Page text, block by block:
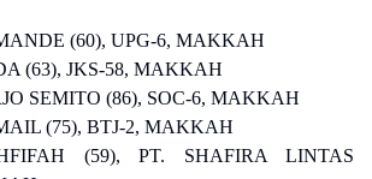
(60), UPG-6, MAKKAH
(63), JKS-58, MAKKAH
SEMITO (86), SOC-6, MAKKAH
(75), BTJ-2, MAKKAH
(59), PT. SHAFIRA LINTAS